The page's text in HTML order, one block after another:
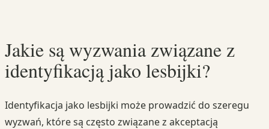
Jakie są wyzwania związane z
identyfikacją jako lesbijki?
Identyfikacja jako lesbijki może prowadzić do szeregu
wyzwań, które są często związane z akceptacją